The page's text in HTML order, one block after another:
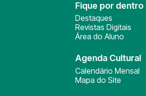
Fique por dentro
Destaques
Revistas Digitais
Área do Aluno
Agenda Cultural
Calendário Mensal
Mapa do Site